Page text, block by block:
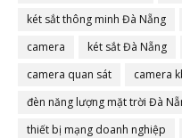
két sắt thông minh Đà Nẵng
camera
két sắt Đà Nẵng
camera quan sát
camera
đèn năng lượng mặt trời Đà
thiết bị mạng doanh nghiệp